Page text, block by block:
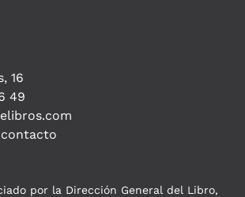
16
49
por la Dirección General del Libro,